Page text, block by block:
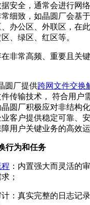
安全，通常会进行网
细致，如晶圆厂会基
办公区、外联区，在
、绿区、红区等。
非常高频、重要且关
圆厂提供跨网文件交换
传输技术， 符合用户
圆厂积极应对非结构
客户提供稳定可靠、
用户关键业务的高效运
行为和任务
：内置强大而灵活的
；
：真实完整的日志记